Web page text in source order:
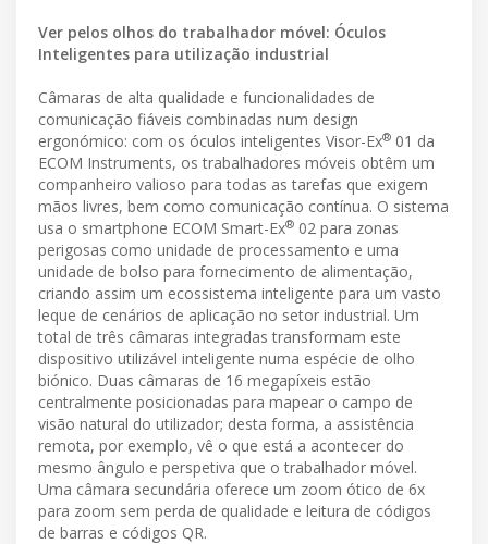
Ver pelos olhos do trabalhador móvel: Óculos
Inteligentes para utilização industrial
Câmaras de alta qualidade e funcionalidades de
comunicação fiáveis combinadas num design
ergonómico: com os óculos inteligentes Visor-Ex® 01 da
ECOM Instruments, os trabalhadores móveis obtêm um
companheiro valioso para todas as tarefas que exigem
mãos livres, bem como comunicação contínua. O sistema
usa o smartphone ECOM Smart-Ex® 02 para zonas
perigosas como unidade de processamento e uma
unidade de bolso para fornecimento de alimentação,
criando assim um ecossistema inteligente para um vasto
leque de cenários de aplicação no setor industrial. Um
total de três câmaras integradas transformam este
dispositivo utilizável inteligente numa espécie de olho
biónico. Duas câmaras de 16 megapíxeis estão
centralmente posicionadas para mapear o campo de
visão natural do utilizador; desta forma, a assistência
remota, por exemplo, vê o que está a acontecer do
mesmo ângulo e perspetiva que o trabalhador móvel.
Uma câmara secundária oferece um zoom ótico de 6x
para zoom sem perda de qualidade e leitura de códigos
de barras e códigos QR.